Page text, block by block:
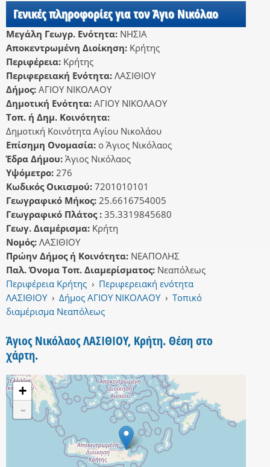
Γενικές πληροφορίες για τον Άγιο Νικόλαο
Μεγάλη Γεωγρ. Ενότητα: ΝΗΣΙΑ
Αποκεντρωμένη Διοίκηση: Κρήτης
Περιφέρεια: Κρήτης
Περιφερειακή Ενότητα: ΛΑΣΙΘΙΟΥ
Δήμος: ΑΓΙΟΥ ΝΙΚΟΛΑΟΥ
Δημοτική Ενότητα: ΑΓΙΟΥ ΝΙΚΟΛΑΟΥ
Τοπ. ή Δημ. Κοινότητα:
Δημοτική Κοινότητα Αγίου Νικολάου
Επίσημη Ονομασία: ο Άγιος Νικόλαος
Έδρα Δήμου: Άγιος Νικόλαος
Υψόμετρο: 276
Κωδικός Οικισμού: 7201010101
Γεωγραφικό Μήκος: 25.6616754005
Γεωγραφικό Πλάτος : 35.3319845680
Γεωγ. Διαμέρισμα: Κρήτη
Νομός: ΛΑΣΙΘΙΟΥ
Πρώην Δήμος ή Κοινότητα: ΝΕΑΠΟΛΗΣ
Παλ. Όνομα Τοπ. Διαμερίσματος: Νεαπόλεως
Περιφέρεια Κρήτης › Περιφερειακή ενότητα
ΛΑΣΙΘΙΟΥ › Δήμος ΑΓΙΟΥ ΝΙΚΟΛΑΟΥ › Τοπικό
διαμέρισμα Νεαπόλεως
Άγιος Νικόλαος ΛΑΣΙΘΙΟΥ, Κρήτη. Θέση στο
χάρτη.
+
-